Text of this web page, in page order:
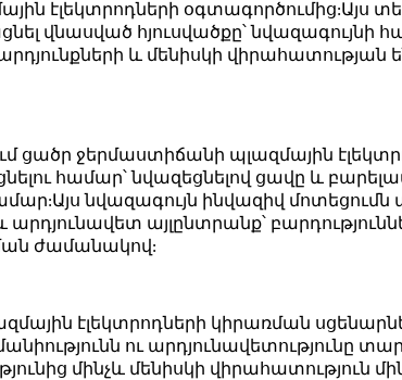
էլեկտրոդների օգտագործումից:Այս
վնասված հյուսվածքը՝ նվազագույնի
և մենիսկի վիրահատության
ջերմաստիճանի պլազմային
համար՝ նվազեցնելով ցավը և
նվազագույն ինվազիվ
այլընտրանք՝
ժամանակով:
էլեկտրոդների կիրառման
ու արդյունավետությունը
մինչև մենիսկի վիրահատություն